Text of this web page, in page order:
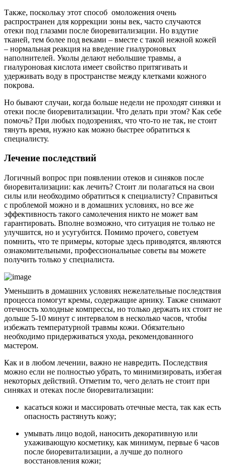
Также, поскольку этот способ омоложения очень
распространен для коррекции зоны век, часто случаются
отеки под глазами после биоревитализации. Но вздутие
тканей, тем более под веками – вместе с такой нежной кожей
– нормальная реакция на введение гиалуроновых
наполнителей. Уколы делают небольшие травмы, а
гиалуроновая кислота имеет свойство притягивать и
удерживать воду в пространстве между клетками кожного
покрова.
Но бывают случаи, когда больше недели не проходят синяки и
отеки после биоревитализации. Что делать при этом? Как себе
помочь? При любых подозрениях, что что-то не так, не стоит
тянуть время, нужно как можно быстрее обратиться к
специалисту.
Лечение последствий
Логичный вопрос при появлении отеков и синяков после
биоревитализации: как лечить? Стоит ли полагаться на свои
силы или необходимо обратиться к специалисту? Справиться
с проблемой можно и в домашних условиях, но все же
эффективность такого самолечения никто не может вам
гарантировать. Вполне возможно, что ситуация не только не
улучшится, но и усугубится. Помимо прочего, советуем
помнить, что те примеры, которые здесь приводятся, являются
ознакомительными, профессиональные советы вы можете
получить только у специалиста.
Уменьшить в домашних условиях нежелательные последствия
процесса помогут кремы, содержащие арнику. Также снимают
отечность холодные компрессы, но только держать их стоит не
дольше 5-10 минут с интервалом в несколько часов, чтобы
избежать температурной травмы кожи. Обязательно
необходимо придерживаться ухода, рекомендованного
мастером.
Как и в любом лечении, важно не навредить. Последствия
можно если не полностью убрать, то минимизировать, избегая
некоторых действий. Отметим то, чего делать не стоит при
синяках и отеках после биоревитализации:
касаться кожи и массировать отечные места, так как есть
опасность растянуть кожу;
умывать лицо водой, наносить декоративную или
ухаживающую косметику, как минимум, первые 6 часов
после биоревитализации, а лучше до полного
восстановления кожи;